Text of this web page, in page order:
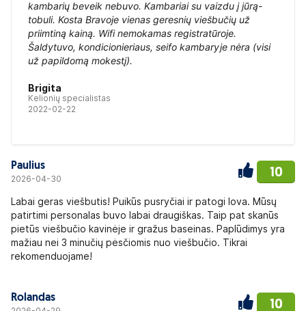
kambarių beveik nebuvo. Kambariai su vaizdu į jūrą-
tobuli. Kosta Bravoje vienas geresnių viešbučių už
priimtiną kainą. Wifi nemokamas registratūroje.
Šaldytuvo, kondicionieriaus, seifo kambaryje nėra (visi
už papildomą mokestį).
Brigita
Kelionių specialistas
2022-02-22
Paulius
2026-04-30 10
Labai geras viešbutis! Puikūs pusryčiai ir patogi lova. Mūsų
patirtimi personalas buvo labai draugiškas. Taip pat skanūs
pietūs viešbučio kavinėje ir gražus baseinas. Paplūdimys yra
mažiau nei 3 minučių pėsčiomis nuo viešbučio. Tikrai
rekomenduojame!
Rolandas 10